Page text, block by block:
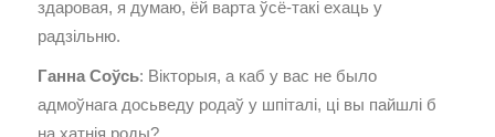
здаровая, я думаю, ёй варта ўсё-такі ехаць у
радзільню.
Ганна Соўсь: Вікторыя, а каб у вас не было
адмоўнага досьведу родаў у шпіталі, ці вы пайшлі б
на хатнія роды?